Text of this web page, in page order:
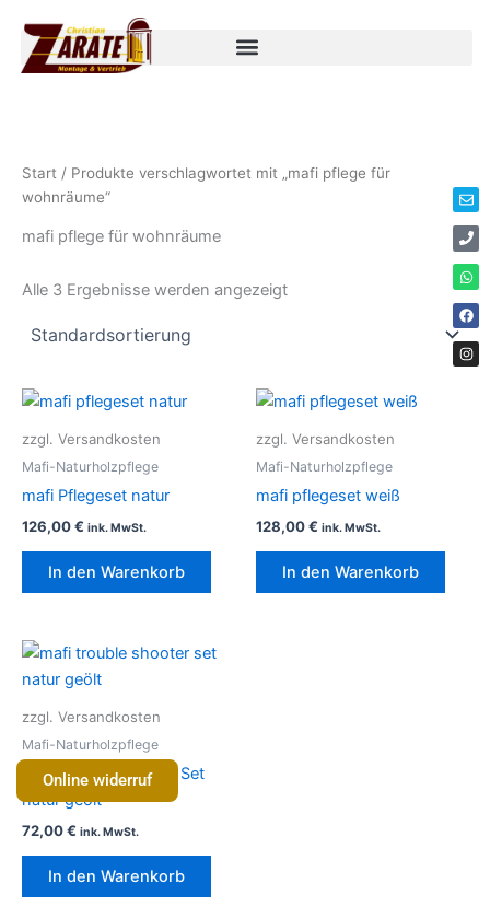
Inhalt
springen
Start / Produkte verschlagwortet mit „mafi pflege für
wohnräume“
mafi pflege für wohnräume
Alle 3 Ergebnisse werden angezeigt
zzgl. Versandkosten
Mafi-Naturholzpflege
mafi Pflegeset natur
126,00€ ink. MwSt.
In den Warenkorb
zzgl. Versandkosten
Mafi-Naturholzpflege
mafi pflegeset weiß
128,00€ ink. MwSt.
In den Warenkorb
zzgl. Versandkosten
Mafi-Naturholzpflege
mafi Trouble Shooter Set
natur geölt
72,00€ ink. MwSt.
In den Warenkorb
Online widerruf